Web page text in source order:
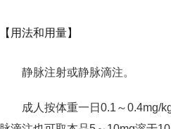
【用法和用量】
静脉注射或静脉滴注。
成人按体重一日0.1～0.4mg/